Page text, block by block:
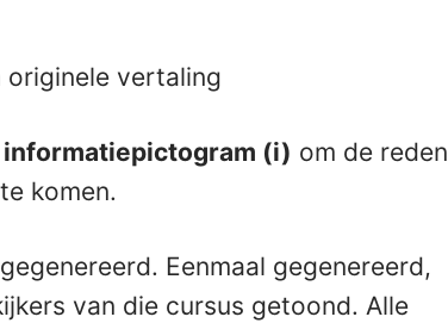
originele vertaling
informatiepictogram (i) om de reden
komen.
Eenmaal gegenereerd,
van die cursus getoond. Alle